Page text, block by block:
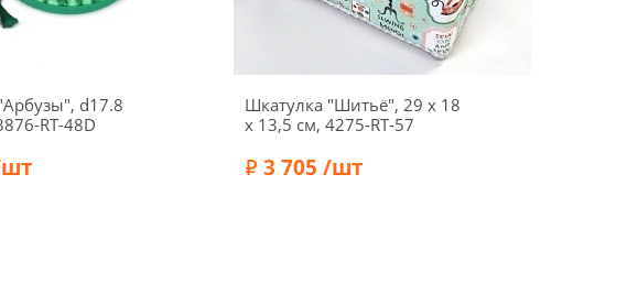
d17.8
RT-48D
шт
Шкатулка "Шитьё", 29 x 18
x 13,5 см, 4275-RT-57
3 705 /шт